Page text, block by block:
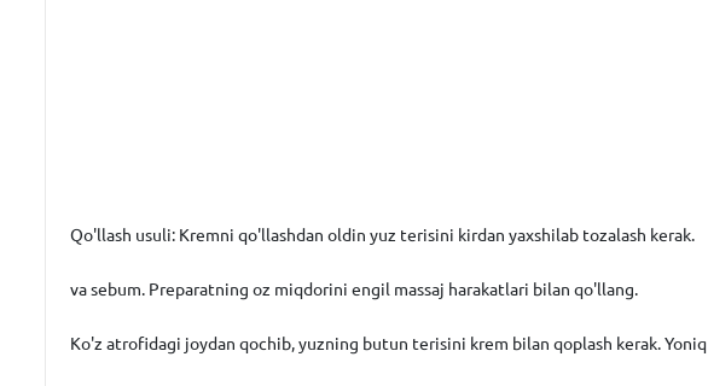
Qo'llash usuli: Kremni qo'llashdan oldin yuz terisini kirdan yaxshilab tozalash kerak.
va sebum. Preparatning oz miqdorini engil massaj harakatlari bilan qo'llang.
Ko'z atrofidagi joydan qochib, yuzning butun terisini krem ​​bilan qoplash kerak. Yoniq